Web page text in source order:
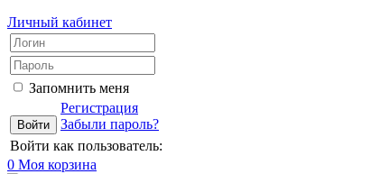
Личный кабинет
Запомнить меня
Регистрация
Забыли пароль?
Войти как пользователь:
0 Моя корзина